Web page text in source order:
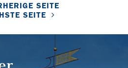
SEITE
SEITE